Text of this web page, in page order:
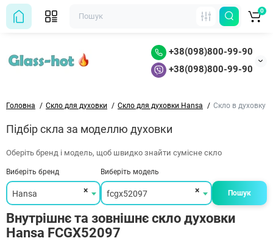
+38(098)800-99-90
+38(098)800-99-90
0
Головна Скло для духовки Скло для духовки Hansa Скло в духовку
Підбір скла за моделлю духовки
Оберіть бренд і модель, щоб швидко знайти сумісне скло
Виберіть бренд
×
Hansa
Виберіть модель
×
fcgx52097 Пошук
Внутрішнє та зовнішнє скло духовки
Hansa FCGX52097